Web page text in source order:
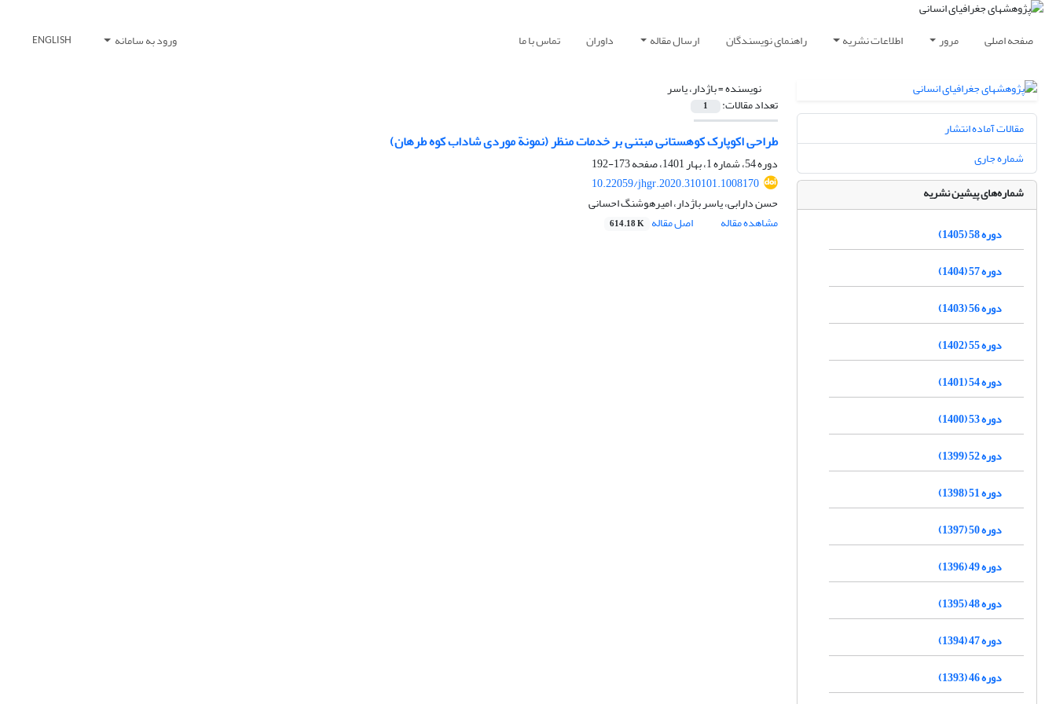
صفحه اصلی مرور اطلاعات نشریه راهنمای نویسندگان ارسال مقاله داوران تماس با ما ورود به سامانه ENGLISH
نویسنده =باژدار، یاسر
تعداد مقالات: 1
طراحی اکوپارک کوهستانی مبتنی بر خدمات منظر (نمونة موردی شاداب‏ کوه طرهان)
دوره 54، شماره 1، بهار 1401، صفحه
173-192
10.22059/jhgr.2020.310101.1008170
حسن دارابی، یاسر باژدار، امیرهوشنگ احسانی
مشاهده مقاله
اصل مقاله 614.18 K
مقالات آماده انتشار
شماره جاری
شماره‌های پیشین نشریه
دوره 58 (1405)
دوره 57 (1404)
دوره 56 (1403)
دوره 55 (1402)
دوره 54 (1401)
دوره 53 (1400)
دوره 52 (1399)
دوره 51 (1398)
دوره 50 (1397)
دوره 49 (1396)
دوره 48 (1395)
دوره 47 (1394)
دوره 46 (1393)